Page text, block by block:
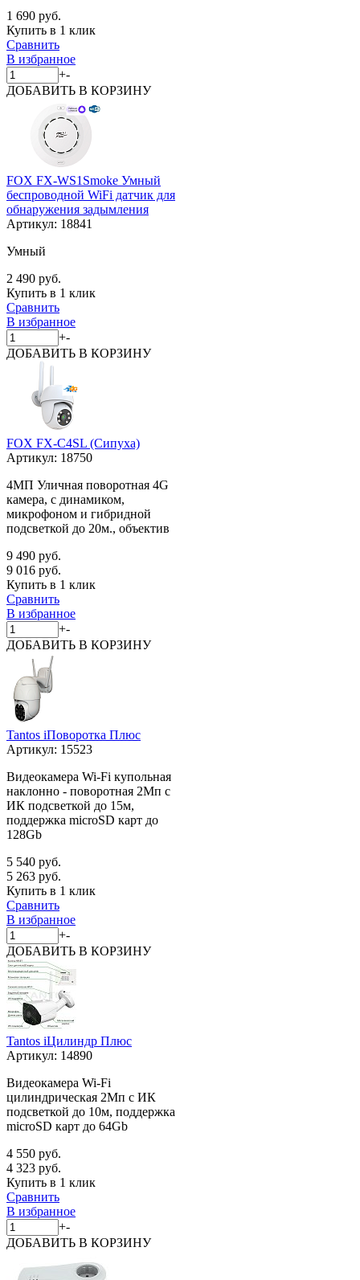
1 690 руб.
Купить в 1 клик
Сравнить
В избранное
+-
ДОБАВИТЬ В КОРЗИНУ
FOX FX-WS1Smoke Умный
беспроводной WiFi датчик для
обнаружения задымления
Артикул: 18841
Умный
2 490 руб.
Купить в 1 клик
Сравнить
В избранное
+-
ДОБАВИТЬ В КОРЗИНУ
FOX FX-C4SL (Сипуха)
Артикул: 18750
4МП Уличная поворотная 4G
камера, с динамиком,
микрофоном и гибридной
подсветкой до 20м., объектив
9 490 руб.
9 016 руб.
Купить в 1 клик
Сравнить
В избранное
+-
ДОБАВИТЬ В КОРЗИНУ
Tantos iПоворотка Плюс
Артикул: 15523
Видеокамера Wi-Fi купольная
наклонно - поворотная 2Мп с
ИК подсветкой до 15м,
поддержка microSD карт до
128Gb
5 540 руб.
5 263 руб.
Купить в 1 клик
Сравнить
В избранное
+-
ДОБАВИТЬ В КОРЗИНУ
Tantos iЦилиндр Плюс
Артикул: 14890
Видеокамера Wi-Fi
цилиндрическая 2Мп с ИК
подсветкой до 10м, поддержка
microSD карт до 64Gb
4 550 руб.
4 323 руб.
Купить в 1 клик
Сравнить
В избранное
+-
ДОБАВИТЬ В КОРЗИНУ